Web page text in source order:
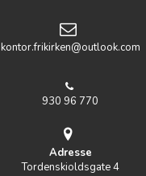
kontor.frikirken@outlook.com
930 96 770
Adresse
Tordenskioldsgate 4